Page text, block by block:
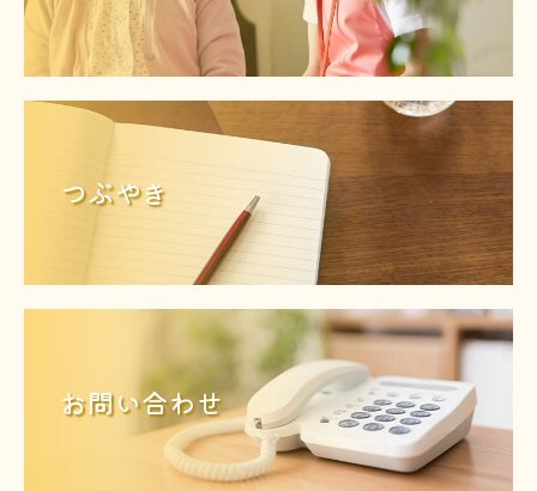
つぶやき
お問い合わせ